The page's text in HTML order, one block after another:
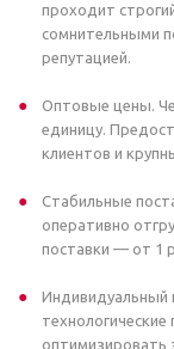
проходит
сомнительными
репутацией.
Оптовые цены.
единицу.
клиентов и
Стабильные
оперативно
поставки — от 1
оптимизировать